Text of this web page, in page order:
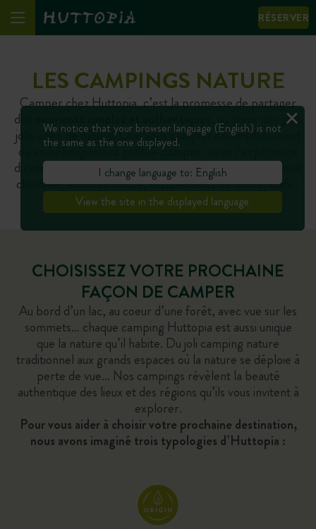
RÉSERVER
LES CAMPINGS NATURE
Camper chez Huttopia, c’est la promesse de partager
des
moments simples et authentiques
, au cœur des plus
jolis coins de nature. Que vous campiez en emplacement
ou en hébergement prêt-à-camper, vivez l’expérience
du
vrai camping avec tout le confort nécessaire
: piscine
chauffée, activités nature, équipements de loisirs, Café-
Comptoir…
CHOISISSEZ VOTRE PROCHAINE
FAÇON DE CAMPER
Au bord d’un lac, au coeur d’une forêt, avec vue sur les
sommets… chaque camping Huttopia est aussi unique
que la nature qu’il habite. Du joli camping nature
traditionnel aux grands espaces où la nature se déploie à
perte de vue… Nos campings révèlent la beauté
authentique des lieux et des régions qu’ils vous invitent à
explorer.
Pour vous aider à choisir votre prochaine destination,
nous avons imaginé trois typologies d’Huttopia :
We notice that your browser language (English) is not
the same as the one displayed.
I change language to: English
View the site in the displayed language